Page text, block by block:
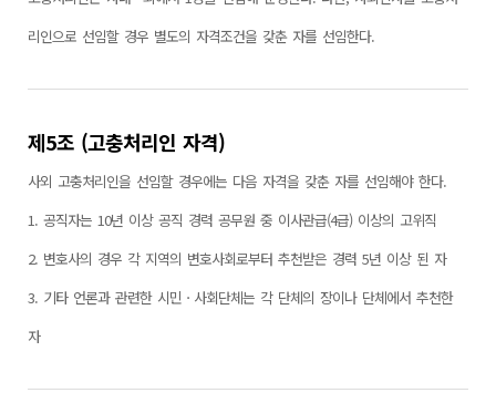
리인으로 선임할 경우 별도의 자격조건을 갖춘 자를 선임한다.
제5조 (고충처리인 자격)
사외 고충처리인을 선임할 경우에는 다음 자격을 갖춘 자를 선임해야 한다.
1. 공직자는 10년 이상 공직 경력 공무원 중 이사관급(4급) 이상의 고위직
2. 변호사의 경우 각 지역의 변호사회로부터 추천받은 경력 5년 이상 된 자
3. 기타 언론과 관련한 시민ㆍ사회단체는 각 단체의 장이나 단체에서 추천한
자